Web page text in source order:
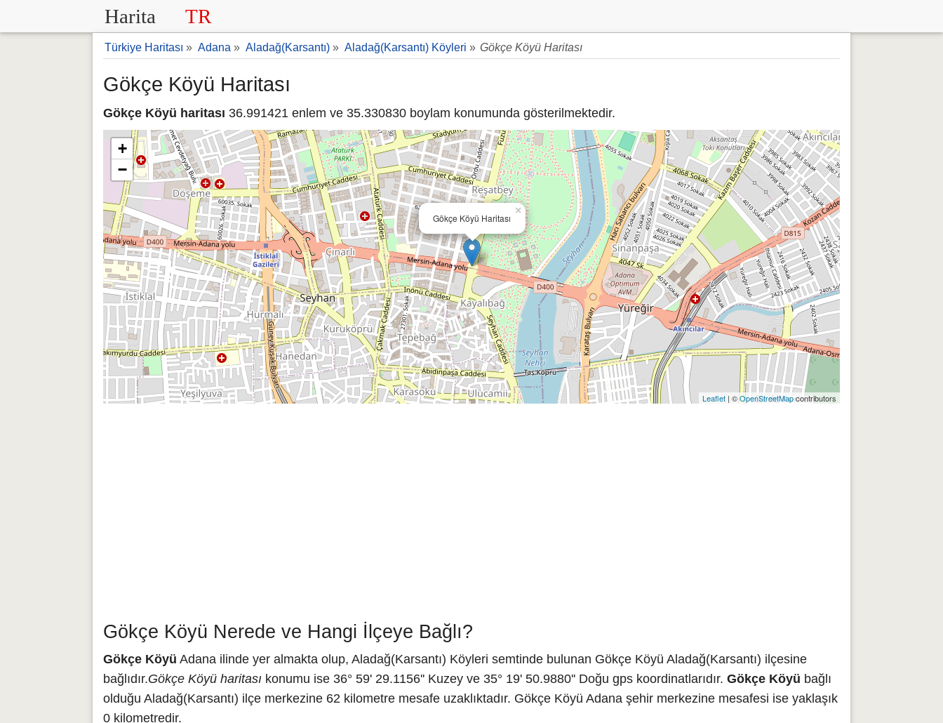
Harita TR
Türkiye Haritası » Adana » Aladağ(Karsantı) » Aladağ(Karsantı) Köyleri » Gökçe Köyü Haritası
Gökçe Köyü Haritası
Gökçe Köyü haritası 36.991421 enlem ve 35.330830 boylam konumunda gösterilmektedir.
Gökçe Köyü Haritası
×
+
−
Leaflet | ©OpenStreetMapcontributors
Gökçe Köyü Nerede ve Hangi İlçeye Bağlı?
Gökçe Köyü Adana ilinde yer almakta olup, Aladağ(Karsantı) Köyleri semtinde bulunan Gökçe Köyü Aladağ(Karsantı) ilçesine
bağlıdır.Gökçe Köyü haritası konumu ise 36° 59' 29.1156'' Kuzey ve 35° 19' 50.9880'' Doğu gps koordinatlarıdır. Gökçe Köyü bağlı
olduğu Aladağ(Karsantı) ilçe merkezine 62 kilometre mesafe uzaklıktadır. Gökçe Köyü Adana şehir merkezine mesafesi ise yaklaşık
0 kilometredir.